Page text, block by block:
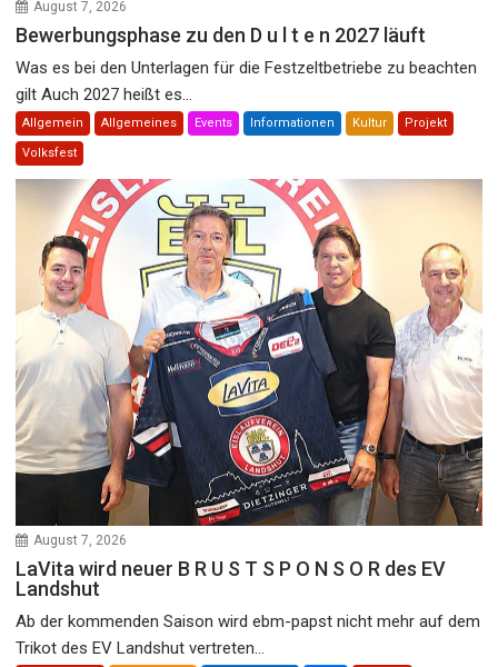
August 7, 2026
Bewerbungsphase zu den D u l t e n 2027 läuft
Was es bei den Unterlagen für die Festzeltbetriebe zu beachten
gilt Auch 2027 heißt es...
Allgemein Allgemeines Events Informationen Kultur Projekt
Volksfest
August 7, 2026
LaVita wird neuer B R U S T S P O N S O R des EV
Landshut
Ab der kommenden Saison wird ebm-papst nicht mehr auf dem
Trikot des EV Landshut vertreten...